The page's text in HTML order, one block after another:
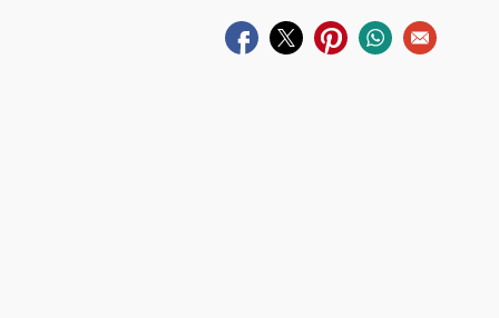
Partager sur facebook
Partager sur twitter
Partager sur pinterest
Partager sur
Envoyer à